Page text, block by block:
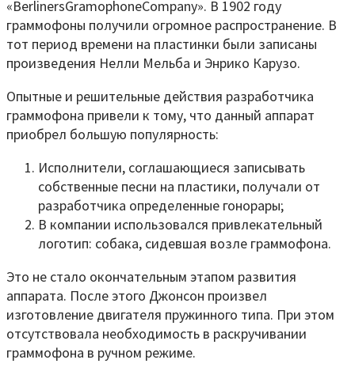
«BerlinersGramophoneCompany». В 1902 году
граммофоны получили огромное распространение. В
тот период времени на пластинки были записаны
произведения Нелли Мельба и Энрико Карузо.
Опытные и решительные действия разработчика
граммофона привели к тому, что данный аппарат
приобрел большую популярность:
Исполнители, соглашающиеся записывать
собственные песни на пластики, получали от
разработчика определенные гонорары;
В компании использовался привлекательный
логотип: собака, сидевшая возле граммофона.
Это не стало окончательным этапом развития
аппарата. После этого Джонсон произвел
изготовление двигателя пружинного типа. При этом
отсутствовала необходимость в раскручивании
граммофона в ручном режиме.